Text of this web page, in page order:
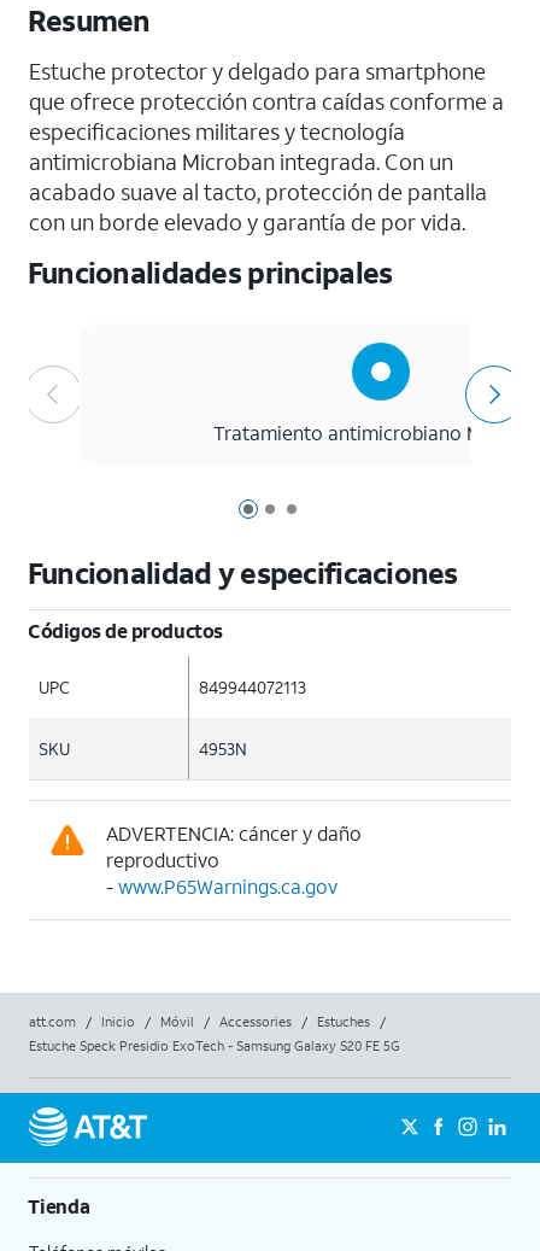
Resumen
Estuche protector y delgado para smartphone
que ofrece protección contra caídas conforme a
especificaciones militares y tecnología
antimicrobiana Microban integrada. Con un
acabado suave al tacto, protección de pantalla
con un borde elevado y garantía de por vida.
Funcionalidades principales
Página 1 de 3
Página 2 de 3
Página 3 de 3
Tratamiento antimicrobiano
Funcionalidad y especificaciones
Códigos de productos
UPC 849944072113
SKU 4953N
ADVERTENCIA: cáncer y daño
reproductivo
-www.P65Warnings.ca.gov
att.com / Inicio / Móvil / Accessories / Estuches
/
Estuche Speck Presidio ExoTech - Samsung Galaxy S20 FE 5G
Tienda